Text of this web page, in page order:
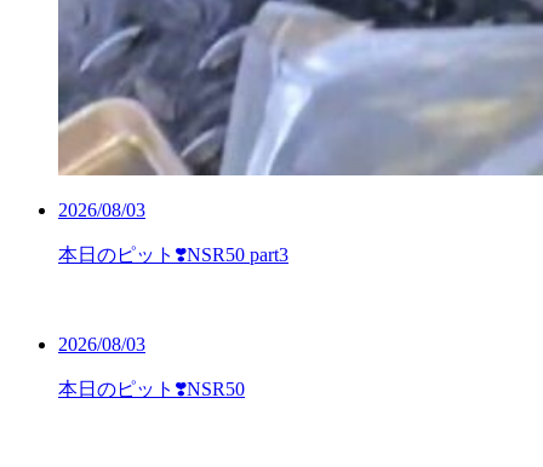
2026/08/03
本日のピット❣️NSR50 part3
2026/08/03
本日のピット❣️NSR50